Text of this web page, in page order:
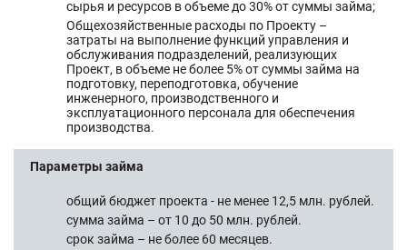
сырья и ресурсов в объеме до 30% от суммы займа;
Общехозяйственные расходы по Проекту –
затраты на выполнение функций управления и
обслуживания подразделений, реализующих
Проект, в объеме не более 5% от суммы займа на
подготовку, переподготовка, обучение
инженерного, производственного и
эксплуатационного персонала для обеспечения
производства.
Параметры займа
общий бюджет проекта - не менее 12,5 млн. рублей.
сумма займа – от 10 до 50 млн. рублей.
срок займа – не более 60 месяцев.